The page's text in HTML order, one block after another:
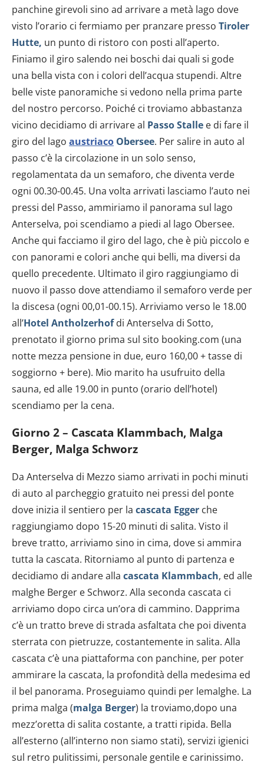
panchine girevoli sino ad arrivare a metà lago dove
visto l’orario ci fermiamo per pranzare presso Tiroler
Hutte, un punto di ristoro con posti all’aperto.
Finiamo il giro salendo nei boschi dai quali si gode
una bella vista con i colori dell’acqua stupendi. Altre
belle viste panoramiche si vedono nella prima parte
del nostro percorso. Poiché ci troviamo abbastanza
vicino decidiamo di arrivare al Passo Stalle e di fare il
giro del lago austriaco Obersee. Per salire in auto al
passo c’è la circolazione in un solo senso,
regolamentata da un semaforo, che diventa verde
ogni 00.30-00.45. Una volta arrivati lasciamo l’auto nei
pressi del Passo, ammiriamo il panorama sul lago
Anterselva, poi scendiamo a piedi al lago Obersee.
Anche qui facciamo il giro del lago, che è più piccolo e
con panorami e colori anche qui belli, ma diversi da
quello precedente. Ultimato il giro raggiungiamo di
nuovo il passo dove attendiamo il semaforo verde per
la discesa (ogni 00,01-00.15). Arriviamo verso le 18.00
all’Hotel Antholzerhofdi Anterselva di Sotto,
prenotato il giorno prima sul sito booking.com (una
notte mezza pensione in due, euro 160,00 + tasse di
soggiorno + bere). Mio marito ha usufruito della
sauna, ed alle 19.00 in punto (orario dell’hotel)
scendiamo per la cena.
Giorno 2 – Cascata Klammbach, Malga
Berger, Malga Schworz
Da Anterselva di Mezzo siamo arrivati in pochi minuti
di auto al parcheggio gratuito nei pressi del ponte
dove inizia il sentiero per la cascata Egger che
raggiungiamo dopo 15-20 minuti di salita. Visto il
breve tratto, arriviamo sino in cima, dove si ammira
tutta la cascata. Ritorniamo al punto di partenza e
decidiamo di andare alla cascata Klammbach, ed alle
malghe Berger e Schworz. Alla seconda cascata ci
arriviamo dopo circa un’ora di cammino. Dapprima
c’è un tratto breve di strada asfaltata che poi diventa
sterrata con pietruzze, costantemente in salita. Alla
cascata c’è una piattaforma con panchine, per poter
ammirare la cascata, la profondità della medesima ed
il bel panorama. Proseguiamo quindi per lemalghe. La
prima malga (malga Berger) la troviamo,dopo una
mezz’oretta di salita costante, a tratti ripida. Bella
all’esterno (all’interno non siamo stati), servizi igienici
sul retro pulitissimi, personale gentile e carinissimo.